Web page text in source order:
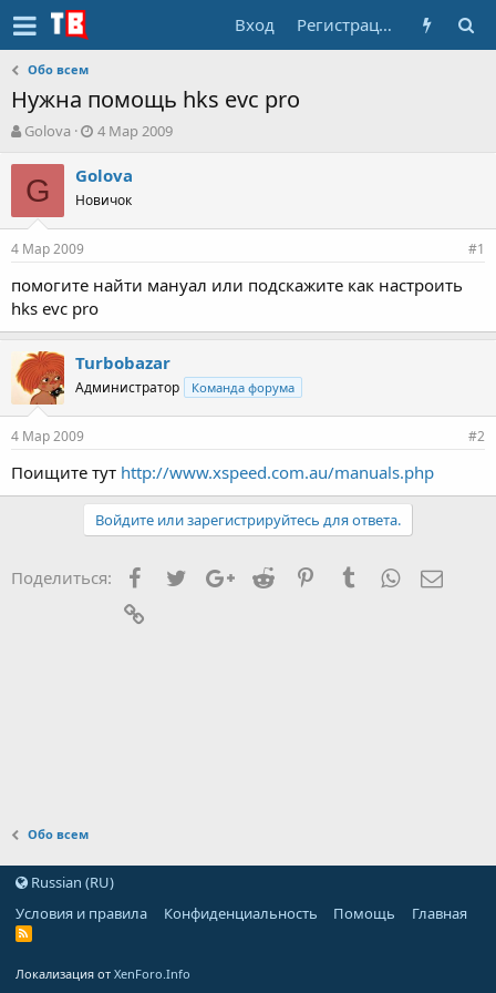
Вход Регистрация
Обо всем
Нужна помощь hks evc pro
А
т
о
т
е
ы
Golova
Д
т
н
а
л
а
4 Мар 2009
G Golova
Новичок
4 Мар 2009 #1
помогите найти мануал или подскажите как настроить
hks evc pro
Turbobazar
Администратор Команда форума
4 Мар 2009 #2
Поищите тут http://www.xspeed.com.au/manuals.php
Войдите или зарегистрируйтесь для ответа.
Поделиться: FacebookTwitterGoogle+
Reddit PinterestTumblrWhatsApp
Обо всем
Russian (RU)
Условия и правила
Конфиденциальность Помощь Главная
Локализация от XenForo.Info